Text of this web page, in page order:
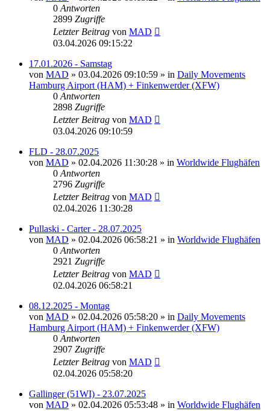
0 Antworten
2899 Zugriffe
Letzter Beitrag von MAD
03.04.2026 09:15:22
17.01.2026 - Samstag
von MAD » 03.04.2026 09:10:59 » in Daily Movements
Hamburg Airport (HAM) + Finkenwerder (XFW)
0 Antworten
2898 Zugriffe
Letzter Beitrag von MAD
03.04.2026 09:10:59
FLD - 28.07.2025
von MAD » 02.04.2026 11:30:28 » in Worldwide Flughäfen
0 Antworten
2796 Zugriffe
Letzter Beitrag von MAD
02.04.2026 11:30:28
Pullaski - Carter - 28.07.2025
von MAD » 02.04.2026 06:58:21 » in Worldwide Flughäfen
0 Antworten
2921 Zugriffe
Letzter Beitrag von MAD
02.04.2026 06:58:21
08.12.2025 - Montag
von MAD » 02.04.2026 05:58:20 » in Daily Movements
Hamburg Airport (HAM) + Finkenwerder (XFW)
0 Antworten
2907 Zugriffe
Letzter Beitrag von MAD
02.04.2026 05:58:20
Gallinger (51WI) - 23.07.2025
von MAD » 02.04.2026 05:53:48 » in Worldwide Flughäfen